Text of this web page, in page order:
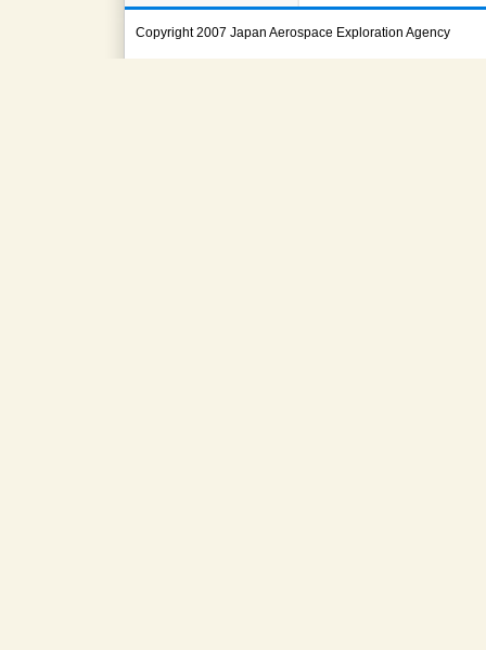
Copyright 2007 Japan Aerospace Exploration Agency